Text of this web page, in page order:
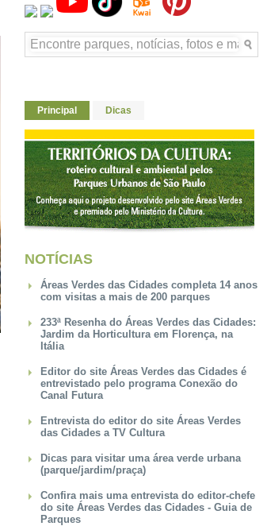
Principal Dicas
NOTÍCIAS
Áreas Verdes das Cidades completa 14 anos
com visitas a mais de 200 parques
233ª Resenha do Áreas Verdes das Cidades:
Jardim da Horticultura em Florença, na
Itália
Editor do site Áreas Verdes das Cidades é
entrevistado pelo programa Conexão do
Canal Futura
Entrevista do editor do site Áreas Verdes
das Cidades a TV Cultura
Dicas para visitar uma área verde urbana
(parque/jardim/praça)
Confira mais uma entrevista do editor-chefe
do site Áreas Verdes das Cidades - Guia de
Parques